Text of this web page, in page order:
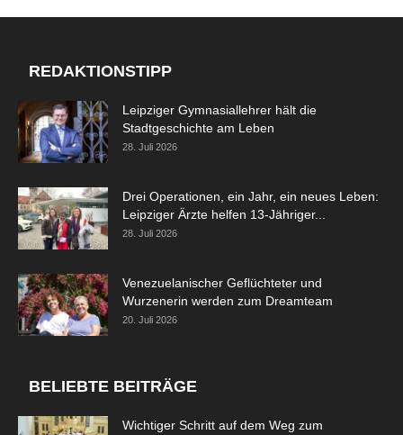
REDAKTIONSTIPP
Leipziger Gymnasiallehrer hält die
Stadtgeschichte am Leben
28. Juli 2026
Drei Operationen, ein Jahr, ein neues Leben:
Leipziger Ärzte helfen 13-Jähriger...
28. Juli 2026
Venezuelanischer Geflüchteter und
Wurzenerin werden zum Dreamteam
20. Juli 2026
BELIEBTE BEITRÄGE
Wichtiger Schritt auf dem Weg zum